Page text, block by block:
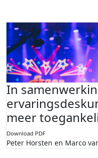
In
meer
Download PDF
Peter Horsten en Marco